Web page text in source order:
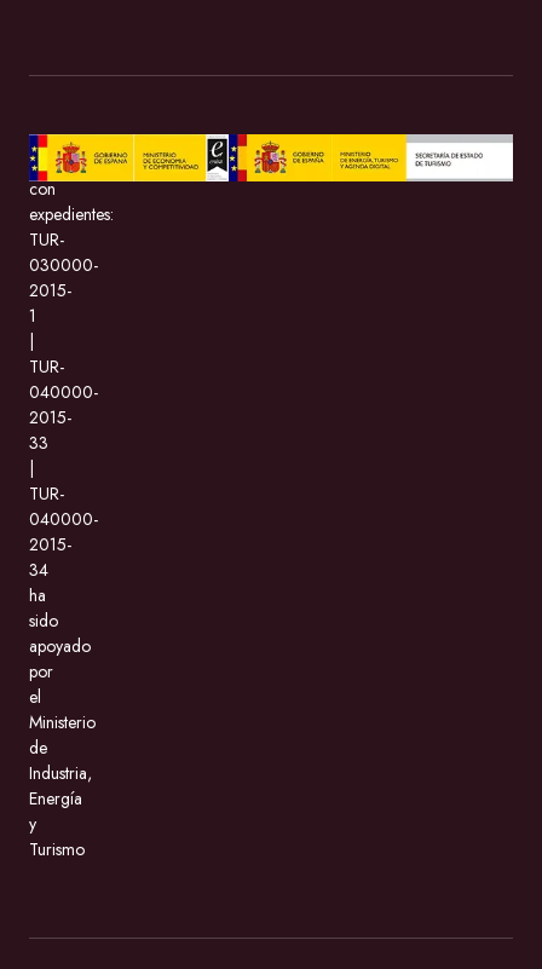
BeMate.com
con
expedientes:
TUR-
030000-
2015-
1
|
TUR-
040000-
2015-
33
|
TUR-
040000-
2015-
34
ha
sido
apoyado
por
el
Ministerio
de
Industria,
Energía
y
Turismo